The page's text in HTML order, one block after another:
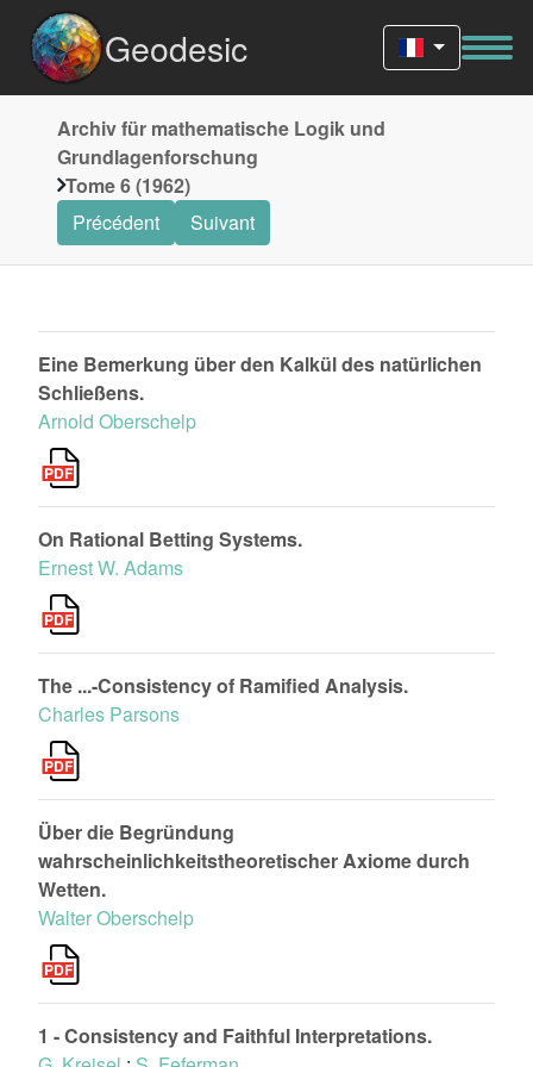
Geodesic
Archiv für mathematische Logik und
Grundlagenforschung
Tome 6 (1962)
Précédent
Suivant
Eine Bemerkung über den Kalkül des natürlichen
Schließens.
Arnold Oberschelp
On Rational Betting Systems.
Ernest W. Adams
The ...-Consistency of Ramified Analysis.
Charles Parsons
Über die Begründung
wahrscheinlichkeitstheoretischer Axiome durch
Wetten.
Walter Oberschelp
1 - Consistency and Faithful Interpretations.